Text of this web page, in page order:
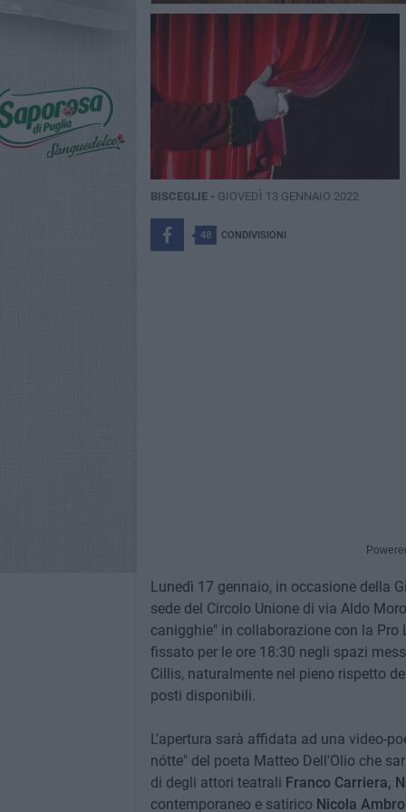
BISCEGLIE - GIOVEDÌ 13 GENNAIO 2022
48 CONDIVISIONI
Lunedì 17 gennaio, in occasione della
sede del Circolo Unione di via Aldo
canigghie" in collaborazione con la Pro
fissato per le ore 18:30 negli spazi
Cillis, naturalmente nel pieno rispetto
posti disponibili.
L'apertura sarà affidata ad una video-
nótte" del poeta Matteo Dell'Olio che
di degli attori teatrali Franco Carriera,
contemporaneo e satirico Nicola